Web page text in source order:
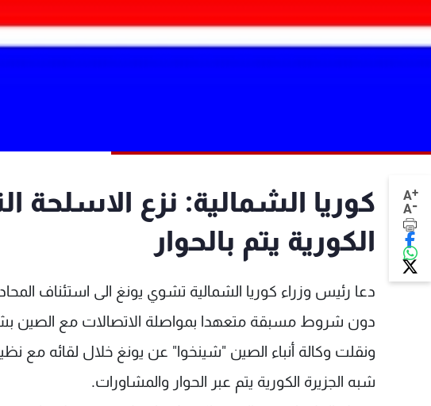
A+
A-
كوريا الشمالية: نزع الاسلحة
الكورية يتم بالحوار
دعا رئيس وزراء كوريا الشمالية تشوي يونغ الى استئناف
دون شروط مسبقة متعهدا بمواصلة الاتصالات مع الصين
ونقلت وكالة أنباء الصين "شينخوا" عن يونغ خلال لقائه مع
شبه الجزيرة الكورية يتم عبر الحوار والمشاورات.